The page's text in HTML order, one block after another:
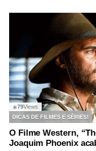
◉79Views
DICAS DE FILMES E SÉRIES!
O Filme Western,
Joaquim Phoenix